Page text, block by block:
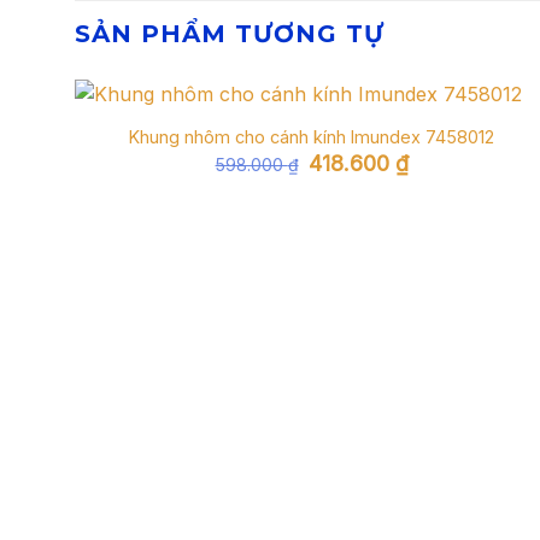
SẢN PHẨM TƯƠNG TỰ
Khung nhôm cho cánh kính Imundex 7458012
598.000₫ Giá
gốc
418.600 ₫Giá
hiện